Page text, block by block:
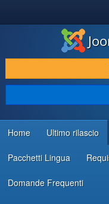
SCARICA & ESTENDI
SCOPRI & IMPARA
COMUNITÀ & SUPPORTO
RISORSE PER SVILUPPATORI
Home Ultimo rilascio
Pacchetti Lingua
Domande Frequenti